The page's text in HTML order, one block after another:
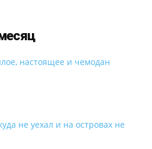
настоящее и чемодан
не уехал и на островах не